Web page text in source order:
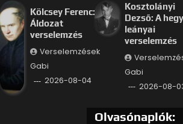
Kölcsey Ferenc:
Áldozat
verselemzés
Verselemzések
Gabi
2026-08-04
Kosztolányi
Dezső: A hegy
leányai
verselemzés
Gabi
2026-08-
Olvasónaplók: